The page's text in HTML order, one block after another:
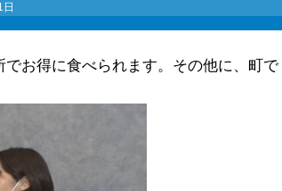
お得に食べられます。その他に、町で